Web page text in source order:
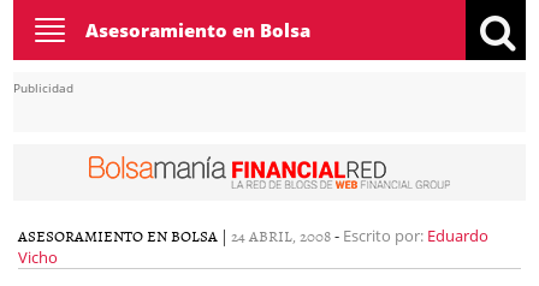
Toggle
navigation
Asesoramiento en Bolsa
Publicidad
ASESORAMIENTO EN BOLSA | 24 ABRIL, 2008- Escrito por: Eduardo
Vicho